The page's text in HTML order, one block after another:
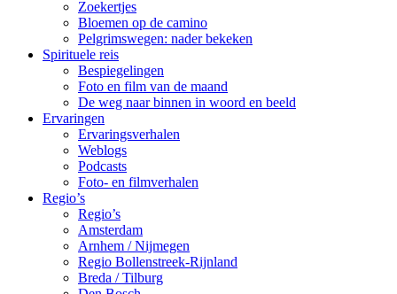
Zoekertjes
Bloemen op de camino
Pelgrimswegen: nader bekeken
Spirituele reis
Bespiegelingen
Foto en film van de maand
De weg naar binnen in woord en beeld
Ervaringen
Ervaringsverhalen
Weblogs
Podcasts
Foto- en filmverhalen
Regio’s
Regio’s
Amsterdam
Arnhem / Nijmegen
Regio Bollenstreek-Rijnland
Breda / Tilburg